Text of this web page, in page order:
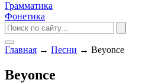
Грамматика
Фонетика
Главная → Песни → Beyonce
Beyonce